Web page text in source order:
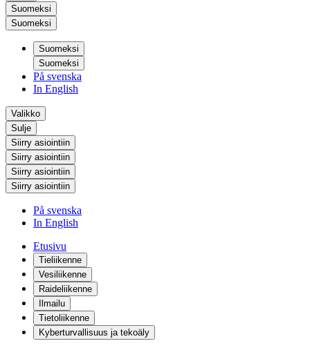
Suomeksi
Suomeksi
Suomeksi
Suomeksi
På svenska
In English
Valikko
Sulje
Siirry asiointiin
Siirry asiointiin
Siirry asiointiin
Siirry asiointiin
På svenska
In English
Etusivu
Tieliikenne
Vesiliikenne
Raideliikenne
Ilmailu
Tietoliikenne
Kyberturvallisuus ja tekoäly